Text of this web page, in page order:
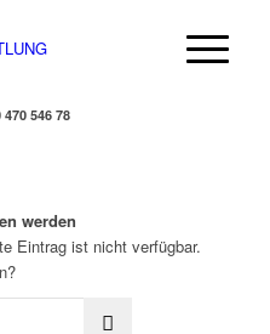
470 546 78
werden
Eintrag ist nicht verfügbar.